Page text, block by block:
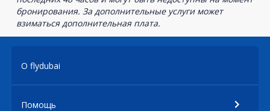
бронирования. За дополнительные услуги может
взиматься дополнительная плата.
О flydubai
Помощь